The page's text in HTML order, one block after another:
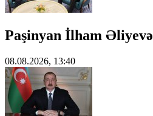
Paşinyan İlham
08.08.2026, 13:40